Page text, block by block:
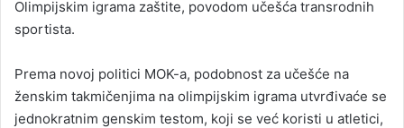
Olimpijskim igrama zaštite, povodom učešća transrodnih
sportista.
Prema novoj politici MOK-a, podobnost za učešće na
ženskim takmičenjima na olimpijskim igrama utvrđivaće se
jednokratnim genskim testom, koji se već koristi u atletici,